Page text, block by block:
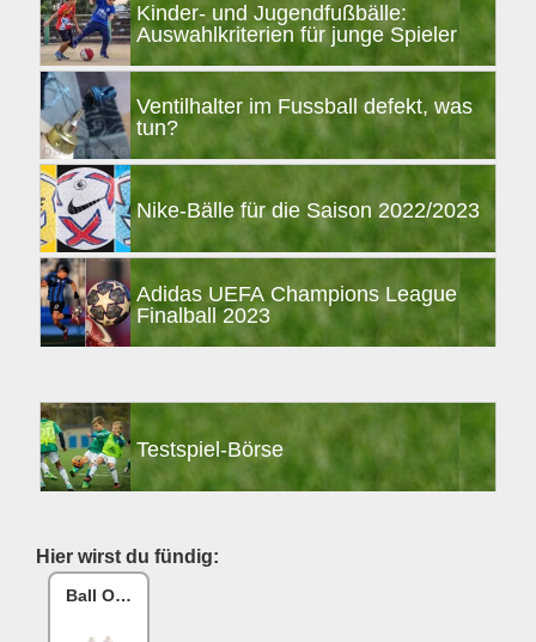
Kinder- und Jugendfußbälle:
Auswahlkriterien für junge Spieler
Ventilhalter im Fussball defekt, was
tun?
Nike-Bälle für die Saison 2022/2023
Adidas UEFA Champions League
Finalball 2023
Testspiel-Börse
Hier wirst du fündig:
Ball One Reparaturset